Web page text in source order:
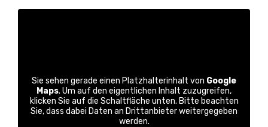
Sie sehen gerade einen Platzhalterinhalt von Google
Maps. Um auf den eigentlichen Inhalt zuzugreifen,
klicken Sie auf die Schaltfläche unten. Bitte beachten
Sie, dass dabei Daten an Drittanbieter weitergegeben
werden.